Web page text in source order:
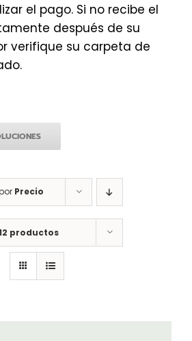
el pago. Si no recibe el
después de su
verifique su carpeta de
Precio
productos